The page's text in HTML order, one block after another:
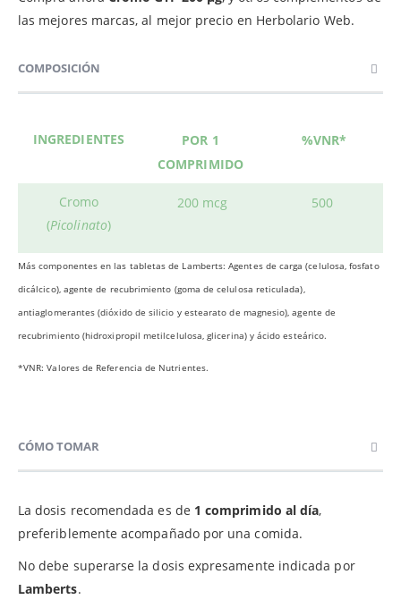
las mejores marcas, al mejor precio en Herbolario Web.
COMPOSICIÓN
INGREDIENTES
POR 1
COMPRIMIDO
%VNR*
Cromo
(Picolinato)
200 mcg 500
Más componentes en las tabletas de Lamberts: Agentes de carga (celulosa, fosfato
dicálcico), agente de recubrimiento (goma de celulosa reticulada),
antiaglomerantes (dióxido de silicio y estearato de magnesio), agente de
recubrimiento (hidroxipropil metilcelulosa, glicerina) y ácido esteárico.
*VNR: Valores de Referencia de Nutrientes.
CÓMO TOMAR
La dosis recomendada es de 1 comprimido al día,
preferiblemente acompañado por una comida.
No debe superarse la dosis expresamente indicada por
Lamberts.